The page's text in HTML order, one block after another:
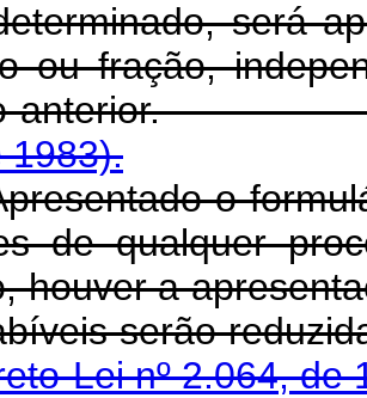
será
ou fração,
1983).
o
de qualquer
houver a
cabíveis
Lei nº 2.064, de